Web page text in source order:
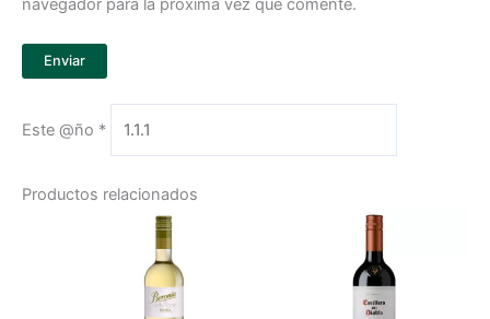
navegador para la próxima vez que comente.
Este @ño *
Productos relacionados